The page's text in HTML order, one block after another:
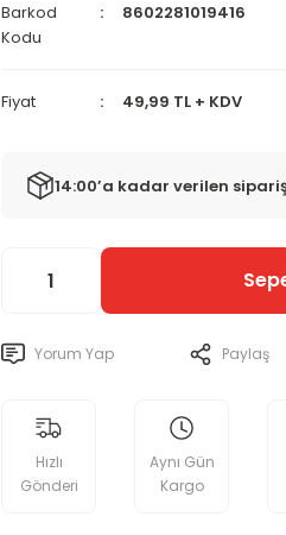
Barkod
Kodu
8602281019416
Fiyat 49,99 TL + KDV
14:00’a kadar verilen
Yorum Yap Paylaş
Hızlı
Gönderi
Aynı Gün
Kargo